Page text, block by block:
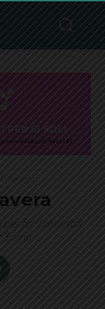
fer comunitat
Sarrià